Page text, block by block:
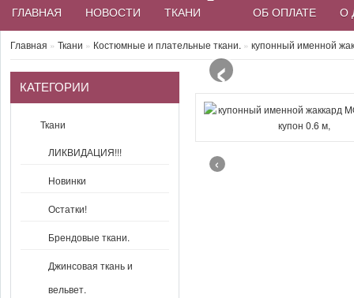
ГЛАВНАЯ НОВОСТИ ТКАНИ ОБ ОПЛАТЕ О
Главная » Ткани » Костюмные и плательные ткани. » купонный именной
КАТЕГОРИИ
Ткани
ЛИКВИДАЦИЯ!!!
Новинки
Остатки!
Брендовые ткани.
Джинсовая ткань и
вельвет.
‹
‹